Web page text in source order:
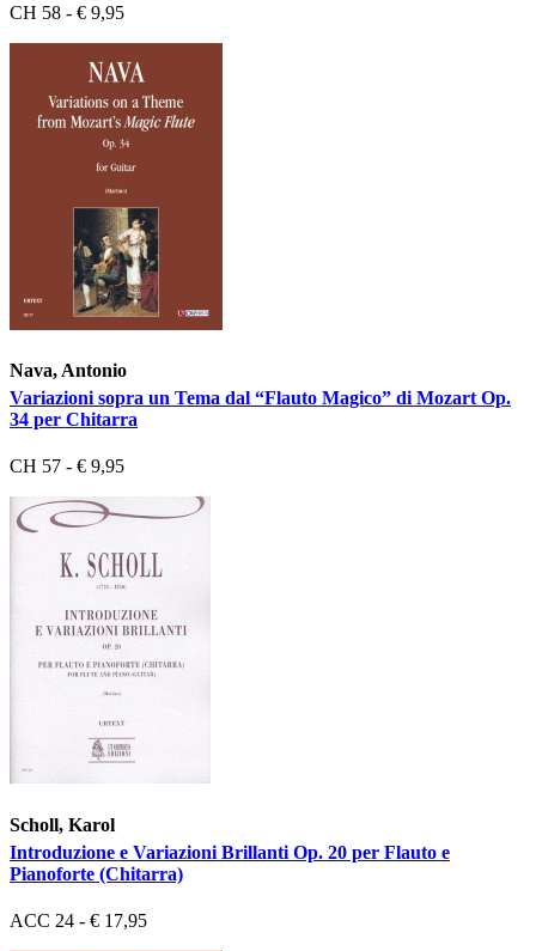
CH 58 - € 9,95
Nava, Antonio
Variazioni sopra un Tema dal “Flauto Magico” di Mozart Op.
34 per Chitarra
CH 57 - € 9,95
Scholl, Karol
Introduzione e Variazioni Brillanti Op. 20 per Flauto e
Pianoforte (Chitarra)
ACC 24 - € 17,95